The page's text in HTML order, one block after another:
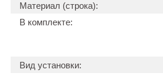
Материал (строка):
В комплекте:
Вид установки: